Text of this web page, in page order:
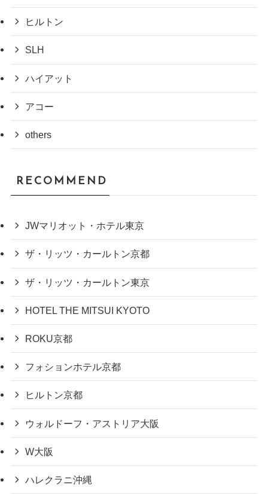
ヒルトン
SLH
ハイアット
アコー
others
RECOMMEND
JWマリオット・ホテル東京
ザ・リッツ・カールトン京都
ザ・リッツ・カールトン東京
HOTEL THE MITSUI KYOTO
ROKU京都
フォションホテル京都
ヒルトン京都
ウォルドーフ・アストリア大阪
W大阪
ハレクラニ沖縄